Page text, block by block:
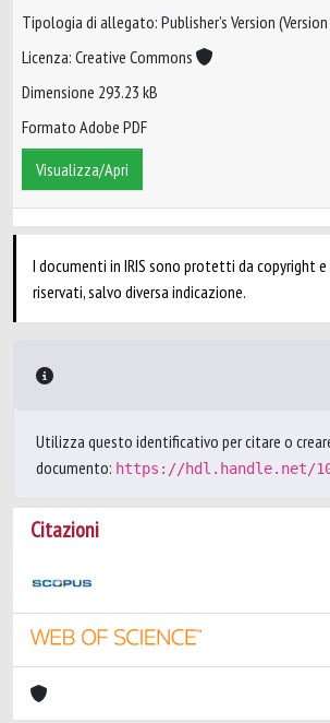
Tipologia di allegato: Publisher’s Version (Version
Licenza: Creative Commons
Dimensione 293.23 kB
Formato Adobe PDF
Visualizza/Apri
I documenti in IRIS sono protetti da copyright
riservati, salvo diversa indicazione.
Utilizza questo identificativo per citare o
documento: https://hdl.handle.net/
Citazioni